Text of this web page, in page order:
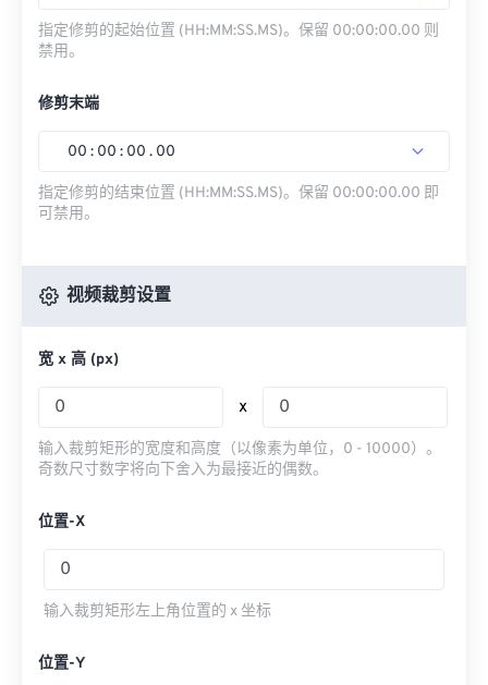
指定修剪的起始位置 (HH:MM:SS.MS)。保留 00:00:00.00 则
禁用。
修剪末端
00 : 00 : 00 . 00
指定修剪的结束位置 (HH:MM:SS.MS)。保留 00:00:00.00 即
可禁用。
视频裁剪设置
宽 x 高 (px)
x
输入裁剪矩形的宽度和高度（以像素为单位，0 - 10000）。
奇数尺寸数字将向下舍入为最接近的偶数。
位置-X
输入裁剪矩形左上角位置的 x 坐标
位置-Y